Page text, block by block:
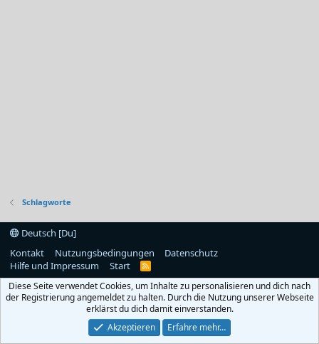
Schlagworte
Deutsch [Du]
Kontakt
Nutzungsbedingungen
Datenschutz
Hilfe und Impressum
Start
R
S
Diese Seite verwendet Cookies, um Inhalte zu personalisieren und dich nach
der Registrierung angemeldet zu halten. Durch die Nutzung unserer Webseite
erklärst du dich damit einverstanden.
Akzeptieren
Erfahre mehr…